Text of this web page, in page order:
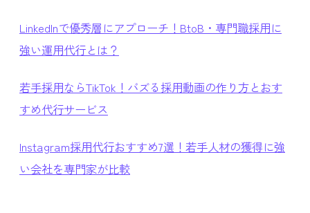
LinkedInで優秀層にアプローチ！BtoB・専門職採用に
強い運用代行とは？
若手採用ならTikTok！バズる採用動画の作り方とおす
すめ代行サービス
Instagram採用代行おすすめ7選！若手人材の獲得に強
い会社を専門家が比較